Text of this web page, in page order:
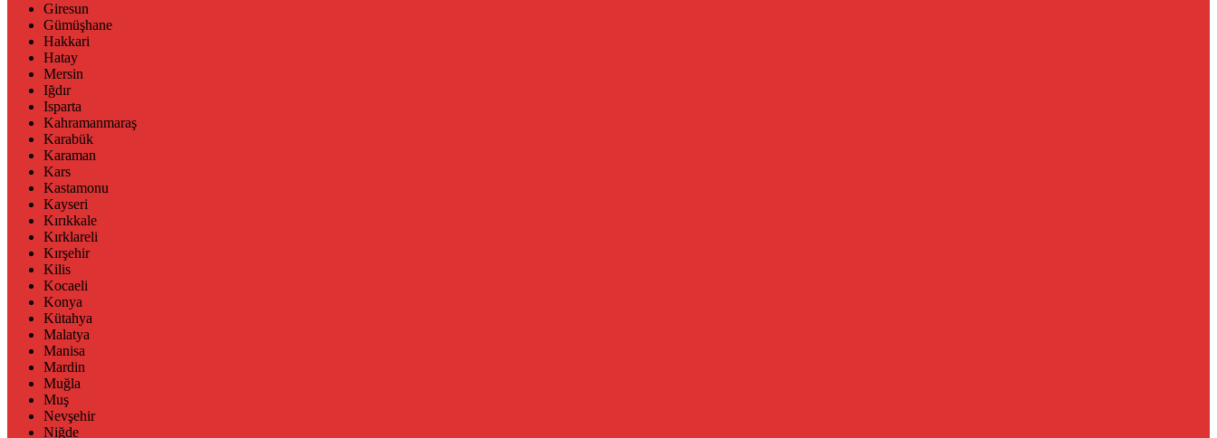
Giresun
Gümüşhane
Hakkari
Hatay
Mersin
Iğdır
Isparta
Kahramanmaraş
Karabük
Karaman
Kars
Kastamonu
Kayseri
Kırıkkale
Kırklareli
Kırşehir
Kilis
Kocaeli
Konya
Kütahya
Malatya
Manisa
Mardin
Muğla
Muş
Nevşehir
Niğde